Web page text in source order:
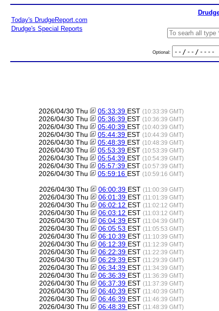
Today's DrudgeReport.com
Drudge's Special Reports
Optional:
2026/04/30 Thu 05:33:39 EST (10:33:39 GMT)
2026/04/30 Thu 05:36:39 EST (10:36:39 GMT)
2026/04/30 Thu 05:40:39 EST (10:40:39 GMT)
2026/04/30 Thu 05:44:39 EST (10:44:39 GMT)
2026/04/30 Thu 05:48:39 EST (10:48:39 GMT)
2026/04/30 Thu 05:53:39 EST (10:53:39 GMT)
2026/04/30 Thu 05:54:39 EST (10:54:39 GMT)
2026/04/30 Thu 05:57:39 EST (10:57:39 GMT)
2026/04/30 Thu 05:59:16 EST (10:59:16 GMT)
2026/04/30 Thu 06:00:39 EST (11:00:39 GMT)
2026/04/30 Thu 06:01:39 EST (11:01:39 GMT)
2026/04/30 Thu 06:02:12 EST (11:02:12 GMT)
2026/04/30 Thu 06:03:12 EST (11:03:12 GMT)
2026/04/30 Thu 06:04:39 EST (11:04:39 GMT)
2026/04/30 Thu 06:05:53 EST (11:05:53 GMT)
2026/04/30 Thu 06:10:39 EST (11:10:39 GMT)
2026/04/30 Thu 06:12:39 EST (11:12:39 GMT)
2026/04/30 Thu 06:22:39 EST (11:22:39 GMT)
2026/04/30 Thu 06:29:39 EST (11:29:39 GMT)
2026/04/30 Thu 06:34:39 EST (11:34:39 GMT)
2026/04/30 Thu 06:36:39 EST (11:36:39 GMT)
2026/04/30 Thu 06:37:39 EST (11:37:39 GMT)
2026/04/30 Thu 06:40:39 EST (11:40:39 GMT)
2026/04/30 Thu 06:46:39 EST (11:46:39 GMT)
2026/04/30 Thu 06:48:39 EST (11:48:39 GMT)